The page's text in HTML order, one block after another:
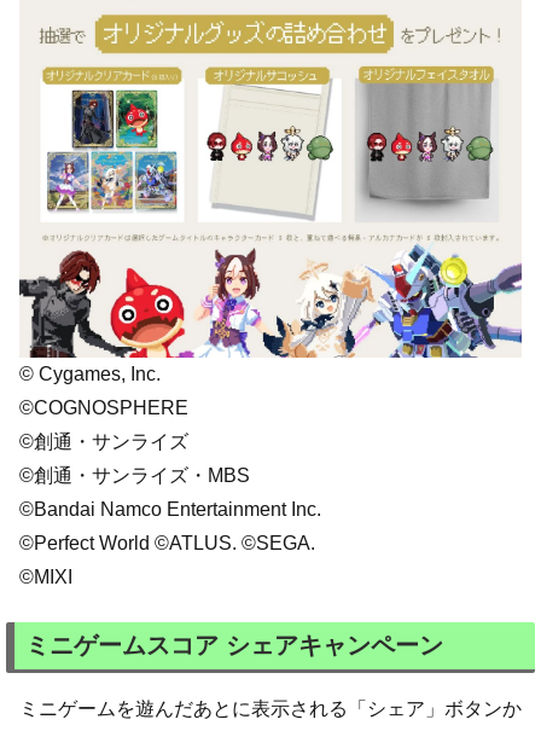
© Cygames, Inc.
©COGNOSPHERE
©創通・サンライズ
©創通・サンライズ・MBS
©Bandai Namco Entertainment Inc.
©Perfect World ©ATLUS. ©SEGA.
©MIXI
ミニゲームスコア シェアキャンペーン
ミニゲームを遊んだあとに表示される「シェア」ボタンか